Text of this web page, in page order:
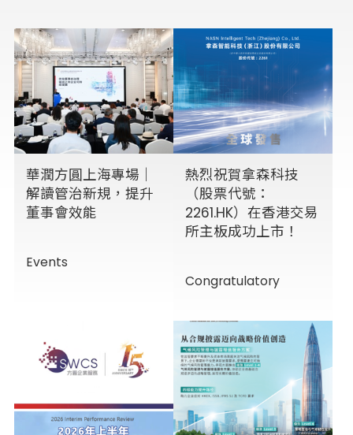
華潤方圓上海專場｜
解讀管治新規，提升
董事會效能
Events
熱烈祝賀拿森科技
（股票代號：
2261.HK）在香港交易
所主板成功上市！
Congratulatory